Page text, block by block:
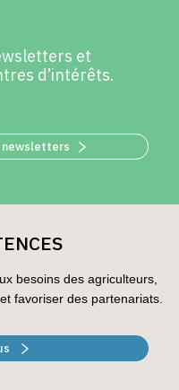
et
d’intérêts.
newsletters
besoins des agriculteurs,
favoriser des partenariats.